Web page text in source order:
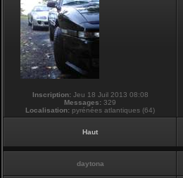
Inscription:Jeu 18 Juil 2013 08:08
Messages: 329
Localisation: pyrénées atlantiques (64)
Haut
daytona